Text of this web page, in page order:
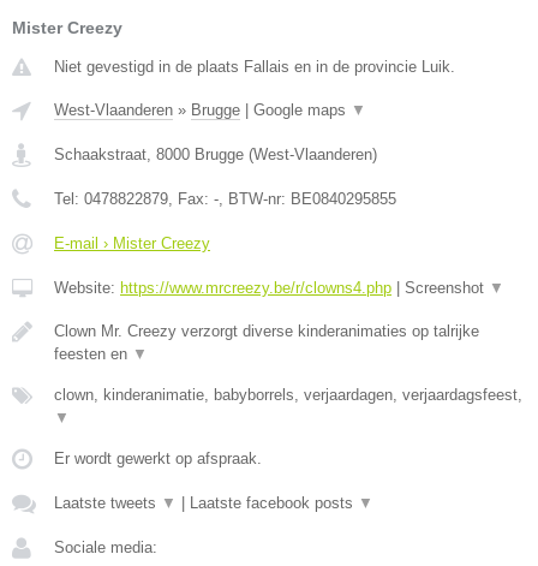
Mister Creezy
Niet gevestigd in de plaats Fallais en in de provincie Luik.
West-Vlaanderen » Brugge Google maps ▼
Schaakstraat, 8000 Brugge (West-Vlaanderen)
Tel: 0478822879, Fax: -, BTW-nr: BE0840295855
E-mail › Mister Creezy
Website: https://www.mrcreezy.be/r/clowns4.php Screenshot ▼
Clown Mr. Creezy verzorgt diverse kinderanimaties op talrijke
feesten en ▼
clown, kinderanimatie, babyborrels, verjaardagen, verjaardagsfeest,
▼
Er wordt gewerkt op afspraak.
Laatste tweets ▼ Laatste facebook posts ▼
Sociale media: